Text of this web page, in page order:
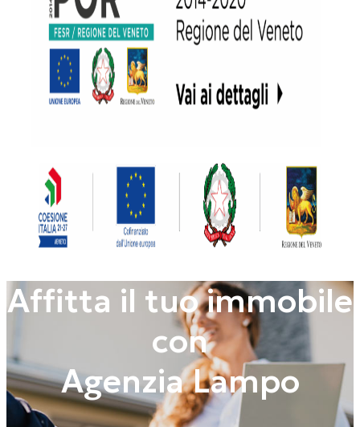
Affitta il tuo immobile
con
Agenzia Lampo